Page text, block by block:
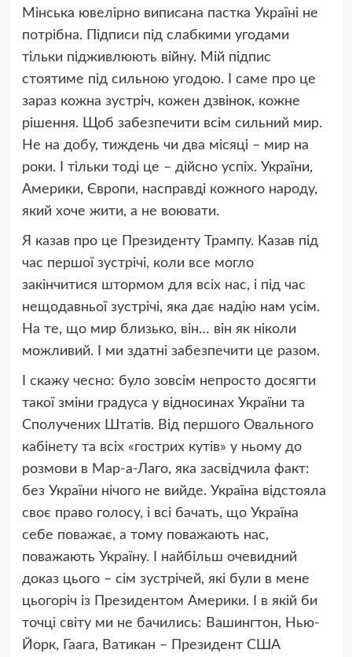
Мінська ювелірно виписана пастка Україні не
потрібна. Підписи під слабкими угодами
тільки підживлюють війну. Мій підпис
стоятиме під сильною угодою. І саме про це
зараз кожна зустріч, кожен дзвінок, кожне
рішення. Щоб забезпечити всім сильний мир.
Не на добу, тиждень чи два місяці – мир на
роки. І тільки тоді це – дійсно успіх. України,
Америки, Європи, насправді кожного народу,
який хоче жити, а не воювати.
Я казав про це Президенту Трампу. Казав під
час першої зустрічі, коли все могло
закінчитися штормом для всіх нас, і під час
нещодавньої зустрічі, яка дає надію нам усім.
На те, що мир близько, він… він як ніколи
можливий. І ми здатні забезпечити це разом.
І скажу чесно: було зовсім непросто досягти
такої зміни градуса у відносинах України та
Сполучених Штатів. Від першого Овального
кабінету та всіх «гострих кутів» у ньому до
розмови в Мар-а-Лаго, яка засвідчила факт:
без України нічого не вийде. Україна відстояла
своє право голосу, і всі бачать, що Україна
себе поважає, а тому поважають нас,
поважають Україну. І найбільш очевидний
доказ цього – сім зустрічей, які були в мене
цьогоріч із Президентом Америки. І в якій би
точці світу ми не бачились: Вашингтон, Нью-
Йорк, Гаага, Ватикан – Президент США